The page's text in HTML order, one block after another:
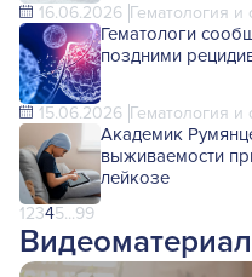
16.06.2026 Гематология и
Гематологи
поздними
15.06.2026 Гематология и
Академик
выживаемости
лейкозе
12345...99